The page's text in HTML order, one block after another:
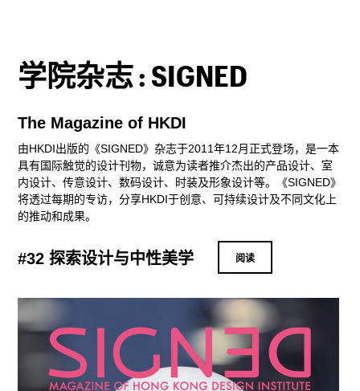
学院杂志 : SIGNED
The Magazine of HKDI
由HKDI出版的《SIGNED》杂志于2011年12月正式登场，是一本
具有国际触觉的设计刊物，诚意为读者推介杰出的产品设计、室
内设计、传意设计、数码设计、时装及形象设计等。《SIGNED》
将透过每期的专访，分享HKDI于创意、可持续设计及不同文化上
的推动和成果。
#32 探索设计与中性美学 阅读